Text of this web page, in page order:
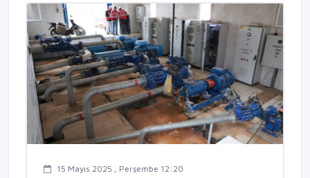
15 Mayıs 2025 , Perşembe 12:20